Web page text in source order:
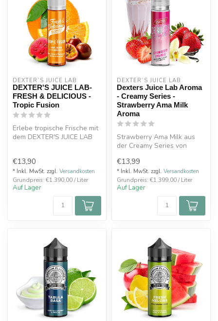
DEXTER`S JUICE LAB
DEXTER'S JUICE LAB-
FRESH & DELICIOUS -
Tropic Fusion
Erlebe tropische Frische mit
dem DEXTER'S JUICE LAB
€13,90
* Inkl. MwSt. zzgl. Versandkosten
Grundpreis: €1.390,00 / Liter
Auf Lager
DEXTER`S JUICE LAB
Dexters Juice Lab Aroma
- Creamy Series -
Strawberry Ama Milk
Aroma
Strawberry Ama Milk aus
der Creamy Series von
hochwer...
€13,99
* Inkl. MwSt. zzgl. Versandkosten
Grundpreis: €1.399,00 / Liter
Auf Lager